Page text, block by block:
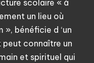
scolaire « à
un lieu où
», bénéficie d ‘un
connaître un
et spirituel qui